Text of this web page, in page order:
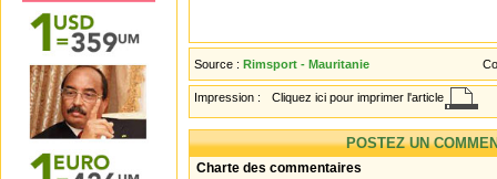
Source : Rimsport - Mauritanie
Impression : Cliquez ici pour imprimer l'article
POSTEZ UN
Charte des commentaires